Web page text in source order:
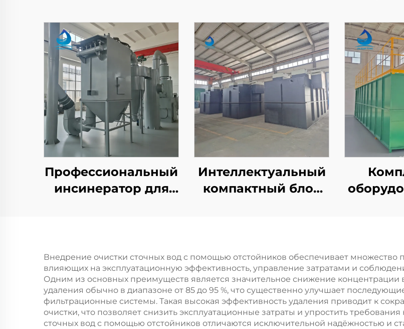
Профессиональный
инсинератор для
отходов в отелях и
на производстве
Интеллектуальный
компактный блок
интегрированной
системы очистки
бытовых стоков
чистая
Внедрение очистки сточных вод с помощью отстойников обеспечивает множество
влияющих на эксплуатационную эффективность, управление затратами и
Одним из основных преимуществ является значительное снижение концентрации
удаления обычно в диапазоне от 85 до 95 %, что существенно улучшает
фильтрационные системы. Такая высокая эффективность удаления приводит к
очистки, что позволяет снизить эксплуатационные затраты и упростить
сточных вод с помощью отстойников отличаются исключительной надёжностью и